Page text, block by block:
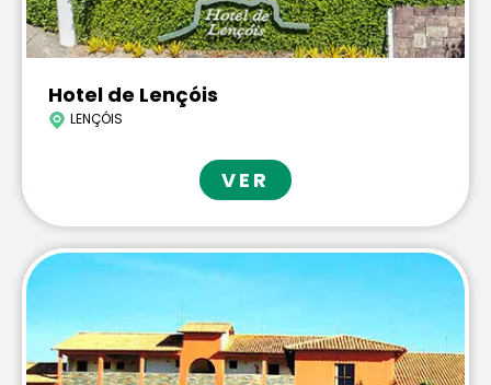
Hotel de Lençóis
LENÇÓIS
VER